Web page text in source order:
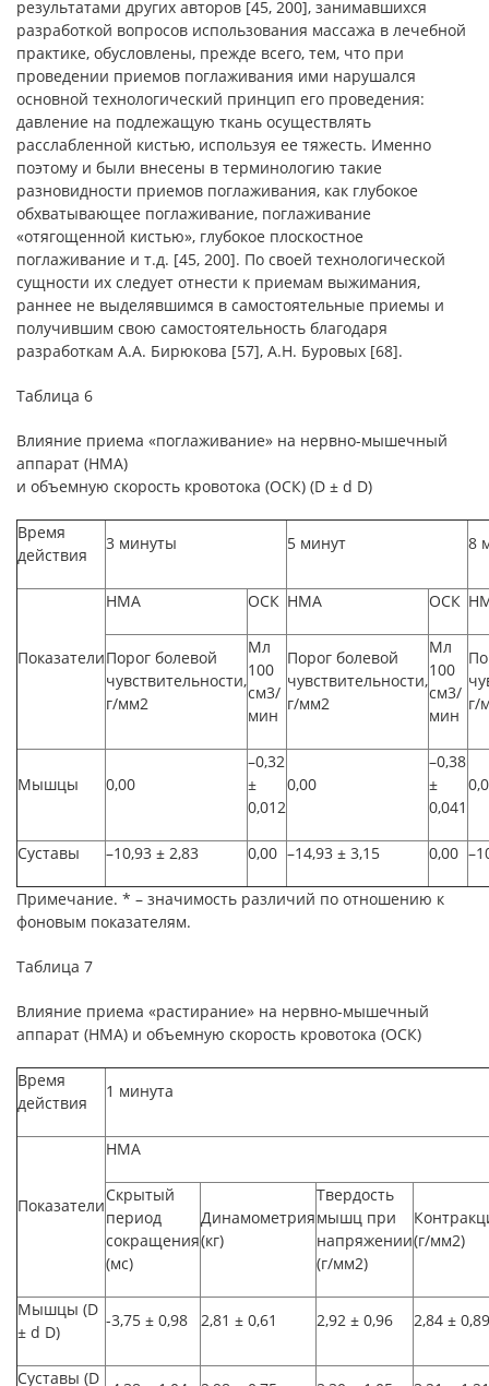
результатами других авторов [45, 200], занимавшихся
разработкой вопросов использования массажа в лечебной
практике, обусловлены, прежде всего, тем, что при
проведении приемов поглаживания ими нарушался
основной технологический принцип его проведения:
давление на подлежащую ткань осуществлять
расслабленной кистью, используя ее тяжесть. Именно
поэтому и были внесены в терминологию такие
разновидности приемов поглаживания, как глубокое
обхватывающее поглаживание, поглаживание
«отягощенной кистью», глубокое плоскостное
поглаживание и т.д. [45, 200]. По своей технологической
сущности их следует отнести к приемам выжимания,
раннее не выделявшимся в самостоятельные приемы и
получившим свою самостоятельность благодаря
разработкам А.А. Бирюкова [57], А.Н. Буровых [68].
Таблица 6
Влияние приема «поглаживание» на нервно-мышечный
аппарат (НМА)
и объемную скорость кровотока (ОСК) (D ± d D)
Время
действия
3 минуты 5 минут 8
Показатели
НМА ОСК НМА ОСК
Порог болевой
чувствительности,
г/мм2
Мл
100
см3/
мин
Порог болевой
чувствительности,
г/мм2
Мл
100
см3/
мин
г/
Мышцы 0,00
–0,32
±
0,012
0,00
–0,38
±
0,041
Суставы –10,93 ± 2,83 0,00 –14,93 ± 3,15 0,00
Примечание. * – значимость различий по отношению к
фоновым показателям.
Таблица 7
Влияние приема «растирание» на нервно-мышечный
аппарат (НМА) и объемную скорость кровотока (ОСК)
Время
действия
1 минута
Показатели
НМА
Скрытый
период
сокращения
(мс)
Динамометрия
(кг)
Твердость
мышц при
напряжении
(г/мм2)
(г/мм2)
Мышцы (D
± d D)
-3,75 ± 0,98 2,81 ± 0,61 2,92 ± 0,96 2,84 ± 0,89
Суставы (D